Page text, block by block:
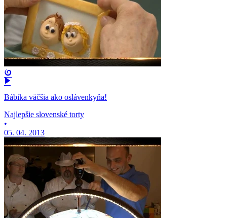
Bábika väčšia ako oslávenkyňa!
Najlepšie slovenské torty
•
05. 04. 2013